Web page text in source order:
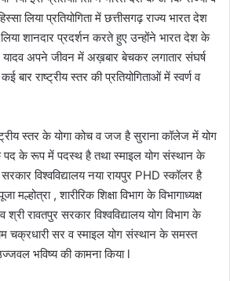
लिया प्रतियोगिता में छत्तीसगढ़ राज्य भारत देश
शानदार प्रदर्शन करते हुए उन्होंने भारत देश के
अपने जीवन में अख़बार बेचकर लगातार संघर्ष
राष्ट्रीय स्तर की प्रतियोगिताओं में स्वर्ण व
स्तर के योगा कोच व जज है सुराना कॉलेज में योग
पद के रूप में पदस्थ है तथा स्माइल योग संस्थान के
विश्वविद्यालय नया रायपुर PHD स्कॉलर है
मल्होत्रा , शारीरिक शिक्षा विभाग के विभागाध्यक्ष
रावतपुर सरकार विश्वविद्यालय योग विभाग के
चक्रधारी सर व स्माइल योग संस्थान के समस्त
भविष्य की कामना किया l